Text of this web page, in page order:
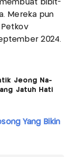
bibit-
Mereka pun
2024.
Jeong Na-
Jatuh Hati
Yang Bikin